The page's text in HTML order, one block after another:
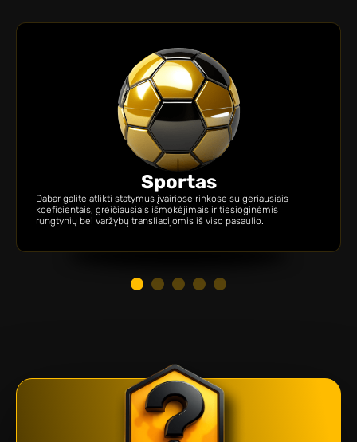
Sportas
Dabar galite atlikti statymus įvairiose rinkose su geriausiais
koeficientais, greičiausiais išmokėjimais ir tiesioginėmis
rungtynių bei varžybų transliacijomis iš viso pasaulio.